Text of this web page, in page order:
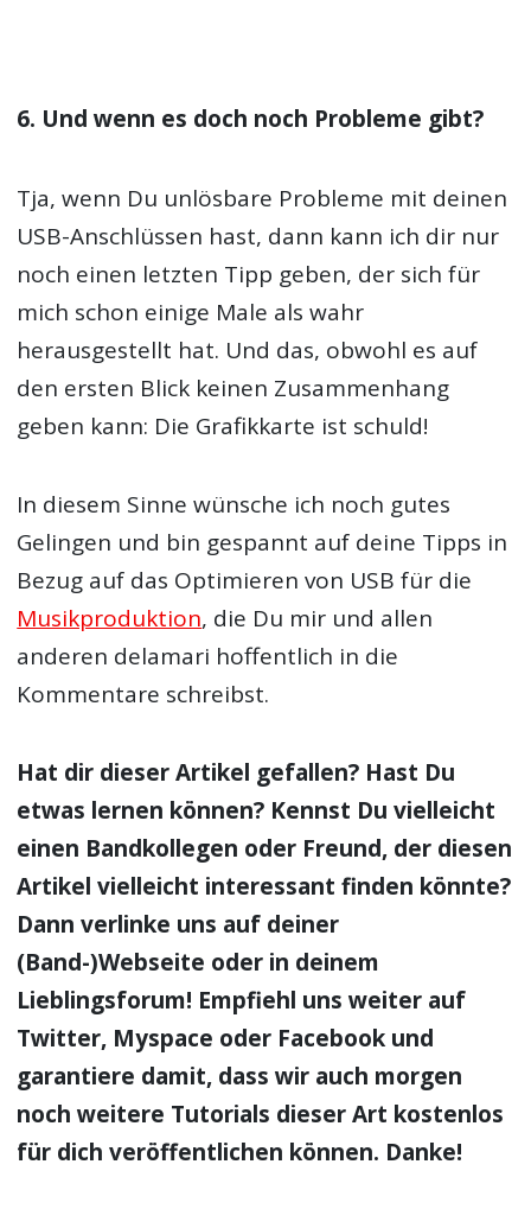
6. Und wenn es doch noch Probleme gibt?
Tja, wenn Du unlösbare Probleme mit deinen
USB-Anschlüssen hast, dann kann ich dir nur
noch einen letzten Tipp geben, der sich für
mich schon einige Male als wahr
herausgestellt hat. Und das, obwohl es auf
den ersten Blick keinen Zusammenhang
geben kann: Die Grafikkarte ist schuld!
In diesem Sinne wünsche ich noch gutes
Gelingen und bin gespannt auf deine Tipps in
Bezug auf das Optimieren von USB für die
Musikproduktion, die Du mir und allen
anderen delamari hoffentlich in die
Kommentare schreibst.
Hat dir dieser Artikel gefallen? Hast Du
etwas lernen können? Kennst Du vielleicht
einen Bandkollegen oder Freund, der diesen
Artikel vielleicht interessant finden könnte?
Dann verlinke uns auf deiner
(Band-)Webseite oder in deinem
Lieblingsforum! Empfiehl uns weiter auf
Twitter, Myspace oder Facebook und
garantiere damit, dass wir auch morgen
noch weitere Tutorials dieser Art kostenlos
für dich veröffentlichen können. Danke!